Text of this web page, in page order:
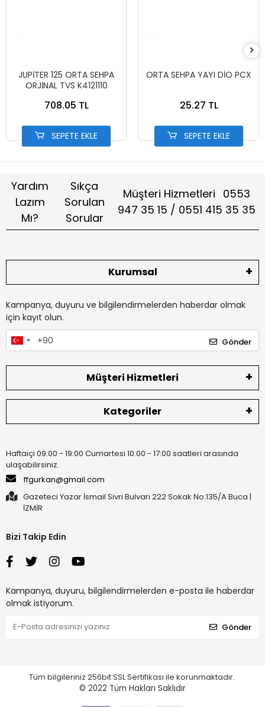
JUPİTER 125 ORTA SEHPA
ORJİNAL TVS K4121110
708.05 TL
SEPETE EKLE
ORTA SEHPA YAYI DİO PCX
25.27 TL
SEPETE EKLE
Yardım
Lazım
Mı?
Sıkça
Sorulan
Sorular
Müşteri Hizmetleri 0553
947 35 15 / 0551 415 35 35
Kurumsal
Kampanya, duyuru ve bilgilendirmelerden haberdar olmak
için kayıt olun.
Gönder
Müşteri Hizmetleri
Kategoriler
Haftaiçi 09:00 - 19:00 Cumartesi 10:00 - 17:00 saatleri arasında
ulaşabilirsiniz.
ffgurkan@gmail.com
Gazeteci Yazar İsmail Sivri Bulvarı 222 Sokak No:135/A Buca |
İZMİR
Bizi Takip Edin
Kampanya, duyuru, bilgilendirmelerden e-posta ile haberdar
olmak istiyorum.
Gönder
Tüm bilgileriniz 256bit SSL Sertifikası ile korunmaktadır.
© 2022 Tüm Hakları Saklıdır